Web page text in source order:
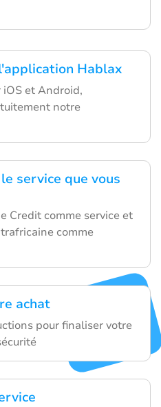
Hablax
et Android,
notre
service que vous
Credit comme service et
comme
achat
pour finaliser votre